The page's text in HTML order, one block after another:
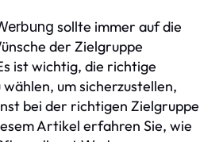
sollte immer auf die
der Zielgruppe
ist wichtig, die richtige
um sicherzustellen,
bei der richtigen Zielgruppe
Artikel erfahren Sie, wie